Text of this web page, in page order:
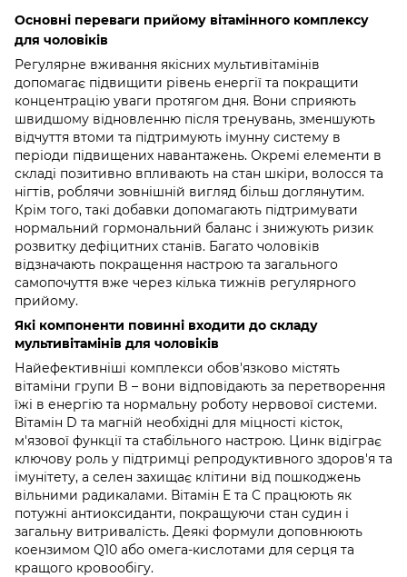
Основні переваги прийому вітамінного комплексу
для чоловіків
Регулярне вживання якісних мультивітамінів
допомагає підвищити рівень енергії та покращити
концентрацію уваги протягом дня. Вони сприяють
швидшому відновленню після тренувань, зменшують
відчуття втоми та підтримують імунну систему в
періоди підвищених навантажень. Окремі елементи в
складі позитивно впливають на стан шкіри, волосся та
нігтів, роблячи зовнішній вигляд більш доглянутим.
Крім того, такі добавки допомагають підтримувати
нормальний гормональний баланс і знижують ризик
розвитку дефіцитних станів. Багато чоловіків
відзначають покращення настрою та загального
самопочуття вже через кілька тижнів регулярного
прийому.
Які компоненти повинні входити до складу
мультивітамінів для чоловіків
Найефективніші комплекси обов'язково містять
вітаміни групи B – вони відповідають за перетворення
їжі в енергію та нормальну роботу нервової системи.
Вітамін D та магній необхідні для міцності кісток,
м'язової функції та стабільного настрою. Цинк відіграє
ключову роль у підтримці репродуктивного здоров'я та
імунітету, а селен захищає клітини від пошкоджень
вільними радикалами. Вітамін E та C працюють як
потужні антиоксиданти, покращуючи стан судин і
загальну витривалість. Деякі формули доповнюють
коензимом Q10 або омега-кислотами для серця та
кращого кровообігу.